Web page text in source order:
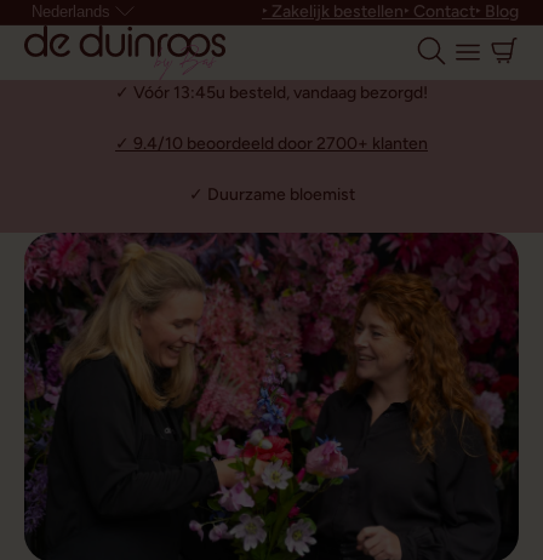
Nederlands ‣ Zakelijk bestellen‣ Contact‣ Blog
✓ Vóór 13:45u besteld, vandaag bezorgd!
✓ 9.4/10 beoordeeld door 2700+ klanten
✓ Duurzame bloemist